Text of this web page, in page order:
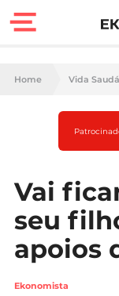
Casa
Home Vida
Vai
seu
apoios
Ekonomista